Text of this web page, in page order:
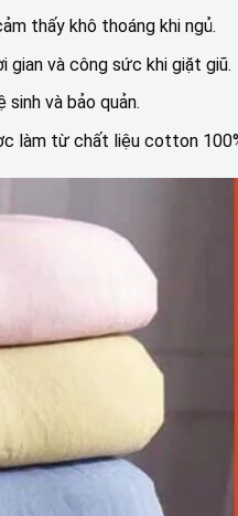
thấy khô thoáng khi ngủ.
gian và công sức khi giặt giũ.
và bảo quản.
làm từ chất liệu cotton